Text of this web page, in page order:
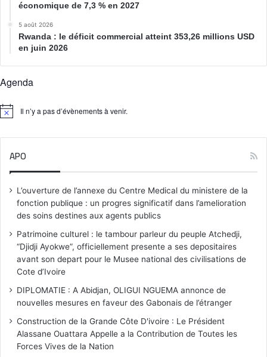
économique de 7,3 % en 2027
5 août 2026
Rwanda : le déficit commercial atteint 353,26 millions USD
en juin 2026
Agenda
N
Il n’y a pas d’évènements à venir.
APO
L’ouverture de l’annexe du Centre Medical du ministere de la
fonction publique : un progres significatif dans l’amelioration
des soins destines aux agents publics
Patrimoine culturel : le tambour parleur du peuple Atchedji,
“Djidji Ayokwe”, officiellement presente a ses depositaires
avant son depart pour le Musee national des civilisations de
Cote d’Ivoire
DIPLOMATIE : A Abidjan, OLIGUI NGUEMA annonce de
nouvelles mesures en faveur des Gabonais de l’étranger
Construction de la Grande Côte D'ivoire : Le Président
Alassane Ouattara Appelle a la Contribution de Toutes les
Forces Vives de la Nation